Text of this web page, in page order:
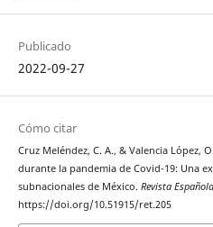
Publicado
2022-09-27
Cómo citar
Cruz Meléndez, C. A., & Valencia López,
durante la pandemia de Covid-19: Una
subnacionales de México. Revista
https://doi.org/10.51915/ret.205